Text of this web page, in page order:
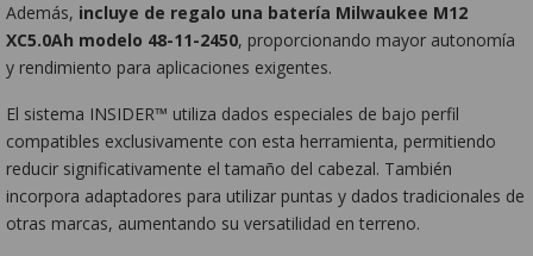
Además, incluye de regalo una batería Milwaukee M12
XC5.0Ah modelo 48-11-2450, proporcionando mayor autonomía
y rendimiento para aplicaciones exigentes.
El sistema INSIDER™ utiliza dados especiales de bajo perfil
compatibles exclusivamente con esta herramienta, permitiendo
reducir significativamente el tamaño del cabezal. También
incorpora adaptadores para utilizar puntas y dados tradicionales de
otras marcas, aumentando su versatilidad en terreno.